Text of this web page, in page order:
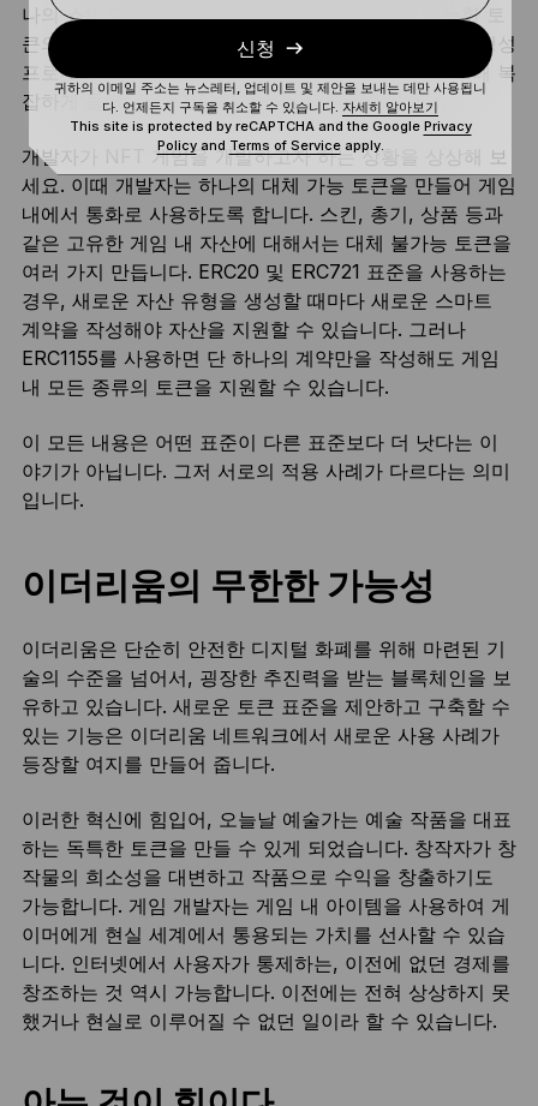
나의 스마트 계약을 작성하여 개별적으로 구성 가능한 토
큰의 여러 유형을 지원할 수 있습니다. 그러므로 토큰 생성
프로세스의 복잡도 역시 줄일 수 있습니다. 지금까지 꽤 복
잡하게 들렸나요? 간단하게 정리해 드리겠습니다.
개발자가 NFT 게임을 개발하고자 하는 상황을 상상해 보
세요. 이때 개발자는 하나의 대체 가능 토큰을 만들어 게임
내에서 통화로 사용하도록 합니다. 스킨, 총기, 상품 등과
같은 고유한 게임 내 자산에 대해서는 대체 불가능 토큰을
여러 가지 만듭니다. ERC20 및 ERC721 표준을 사용하는
경우, 새로운 자산 유형을 생성할 때마다 새로운 스마트
계약을 작성해야 자산을 지원할 수 있습니다. 그러나
ERC1155를 사용하면 단 하나의 계약만을 작성해도 게임
내 모든 종류의 토큰을 지원할 수 있습니다.
이 모든 내용은 어떤 표준이 다른 표준보다 더 낫다는 이
야기가 아닙니다. 그저 서로의 적용 사례가 다르다는 의미
입니다.
이더리움의 무한한 가능성
이더리움은 단순히 안전한 디지털 화폐를 위해 마련된 기
술의 수준을 넘어서, 굉장한 추진력을 받는 블록체인을 보
유하고 있습니다. 새로운 토큰 표준을 제안하고 구축할 수
있는 기능은 이더리움 네트워크에서 새로운 사용 사례가
등장할 여지를 만들어 줍니다.
이러한 혁신에 힘입어, 오늘날 예술가는 예술 작품을 대표
하는 독특한 토큰을 만들 수 있게 되었습니다. 창작자가 창
작물의 희소성을 대변하고 작품으로 수익을 창출하기도
가능합니다. 게임 개발자는 게임 내 아이템을 사용하여 게
이머에게 현실 세계에서 통용되는 가치를 선사할 수 있습
니다. 인터넷에서 사용자가 통제하는, 이전에 없던 경제를
창조하는 것 역시 가능합니다. 이전에는 전혀 상상하지 못
했거나 현실로 이루어질 수 없던 일이라 할 수 있습니다.
신청
귀하의 이메일 주소는 뉴스레터, 업데이트 및 제안을 보내는 데만 사용됩니
다. 언제든지 구독을 취소할 수 있습니다. 자세히 알아보기
This site is protected by reCAPTCHA and the Google Privacy
Policyand Terms of Serviceapply.